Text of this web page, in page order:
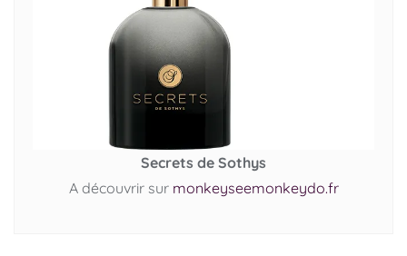
Secrets de Sothys
A découvrir sur monkeyseemonkeydo.fr